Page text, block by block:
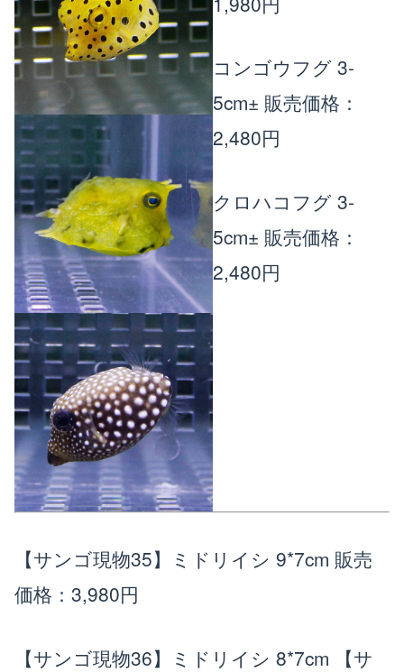
コンゴウフグ 3-
5cm± 販売価格：
2,480円
クロハコフグ 3-
5cm± 販売価格：
2,480円
【サンゴ現物35】ミドリイシ 9*7cm 販売
価格：3,980円
【サンゴ現物36】ミドリイシ 8*7cm 【サ